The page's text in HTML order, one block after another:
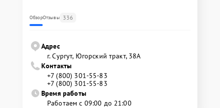
ОбзорОтзывы 336
Адрес
г. Сургут, Югорский тракт, 38А
Контакты
+7 (800) 301-55-83
+7 (800) 301-55-83
Время работы
Работаем с 09:00 до 21:00